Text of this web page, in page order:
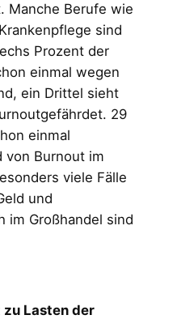
Manche Berufe wie
sind
Prozent der
einmal wegen
ein Drittel sieht
29
einmal
von Burnout im
viele Fälle
und
im Großhandel sind
Lasten der